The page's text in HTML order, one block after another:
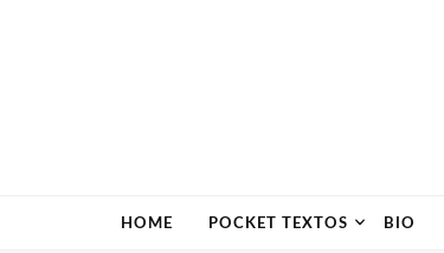
HOME POCKET TEXTOS BIO